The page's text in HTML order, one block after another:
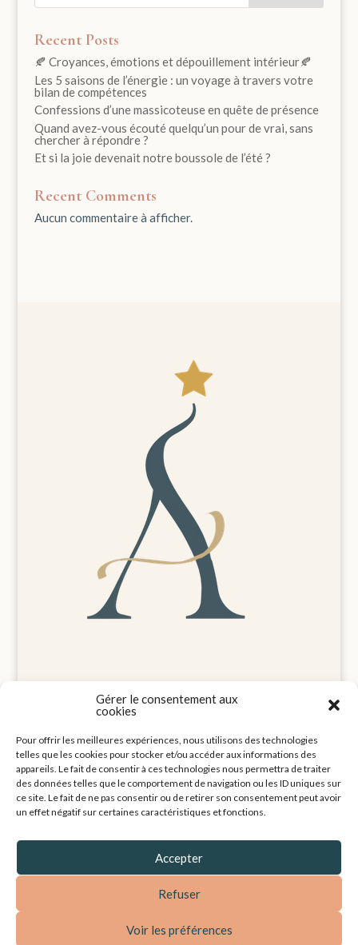
Gérer le consentement aux
cookies
Pour offrir les meilleures expériences, nous utilisons des technologies
telles que les cookies pour stocker et/ou accéder aux informations des
appareils. Le fait de consentir à ces technologies nous permettra de traiter
des données telles que le comportement de navigation ou les ID uniques sur
ce site. Le fait de ne pas consentir ou de retirer son consentement peut avoir
un effet négatif sur certaines caractéristiques et fonctions.
Accepter
Refuser
Voir les préférences
Recent Posts
🍂 Croyances, émotions et dépouillement intérieur🍂
Les 5 saisons de l’énergie : un voyage à travers votre
bilan de compétences
Confessions d’une massicoteuse en quête de présence
Quand avez-vous écouté quelqu’un pour de vrai, sans
chercher à répondre ?
Et si la joie devenait notre boussole de l’été ?
Recent Comments
Aucun commentaire à afficher.
Mentions légales
Politique de cookies (UE)
Contact